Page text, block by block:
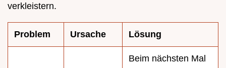
verkleistern.
Problem Ursache Lösung
Beim nächsten Mal